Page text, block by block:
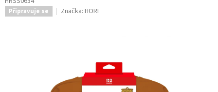
Připravuje se Značka: HORI